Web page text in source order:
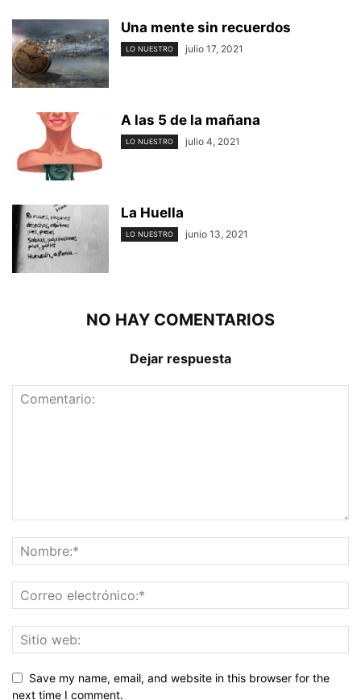
Una mente sin recuerdos
LO NUESTRO julio 17, 2021
A las 5 de la mañana
LO NUESTRO julio 4, 2021
La Huella
LO NUESTRO junio 13, 2021
NO HAY COMENTARIOS
Dejar respuesta
Save my name, email, and website in this browser for the
next time I comment.